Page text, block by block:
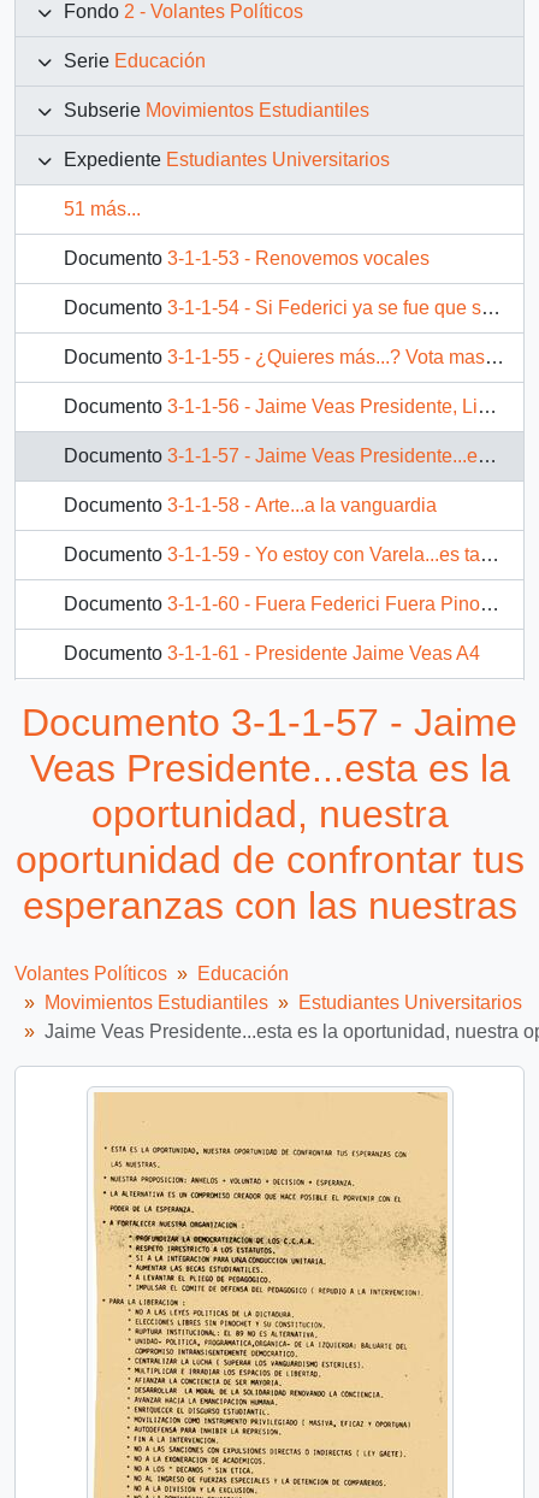
Fondo 2 - Volantes Políticos
Serie Educación
Subserie Movimientos Estudiantiles
Expediente Estudiantes Universitarios
51 más...
Documento 3-1-1-53 - Renovemos vocales
Documento 3-1-1-54 - Si Federici ya se fue que se vaya Pinochet
Documento 3-1-1-55 - ¿Quieres más...? Vota mas UTEM, vota Lista M FEUTEM
Documento 3-1-1-56 - Jaime Veas Presidente, Lista A N°4
Documento 3-1-1-57 - Jaime Veas Presidente...esta es la oportunidad, nuestra oportunidad de confrontar tus esperanzas con las nuestras
Documento 3-1-1-58 - Arte...a la vanguardia
Documento 3-1-1-59 - Yo estoy con Varela...es tan sencillo. Varela Presidente FECH 87
Documento 3-1-1-60 - Fuera Federici Fuera Pinochet
Documento 3-1-1-61 - Presidente Jaime Veas A4
Documento 3-1-1-57 - Jaime
Veas Presidente...esta es la
oportunidad, nuestra
oportunidad de confrontar tus
esperanzas con las nuestras
Volantes Políticos
Educación
Movimientos Estudiantiles
Estudiantes Universitarios
Jaime Veas Presidente...esta es la oportunidad, nuestra